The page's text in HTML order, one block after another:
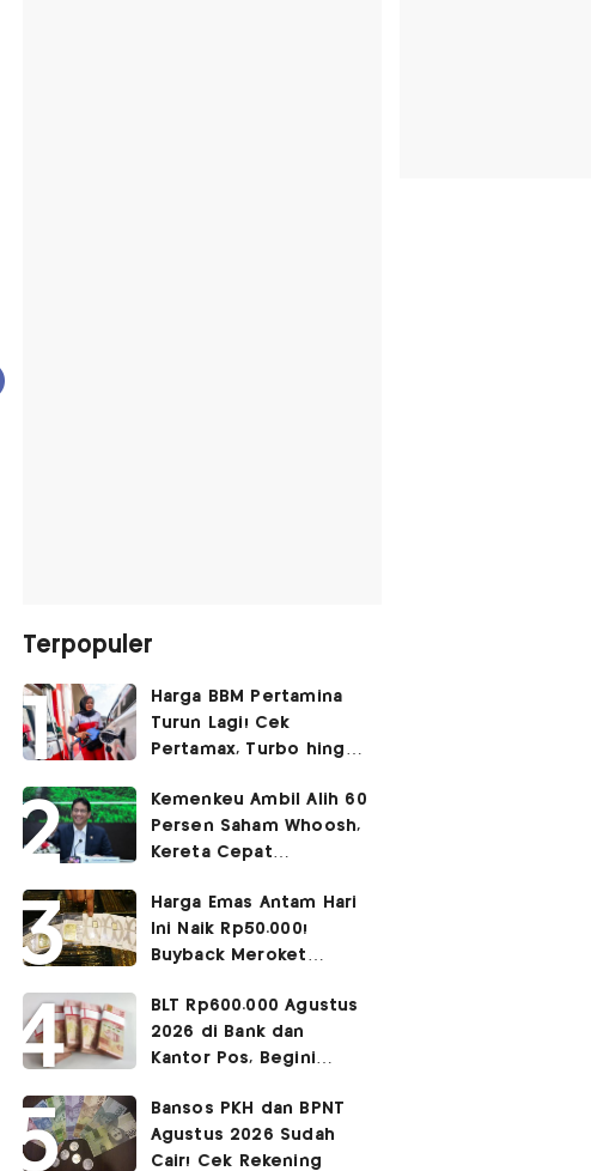
Terpopuler
Harga BBM Pertamina
Turun Lagi! Cek
Pertamax, Turbo hingga
Agustus 2026
Kemenkeu Ambil Alih 60
Persen Saham Whoosh,
Kereta Cepat
Surabaya
Harga Emas Antam Hari
Ini Naik Rp50.000!
Buyback Meroket
BLT Rp600.000 Agustus
2026 di Bank dan
Kantor Pos, Begini
Bansos PKH dan BPNT
Agustus 2026 Sudah
Cair! Cek Rekening